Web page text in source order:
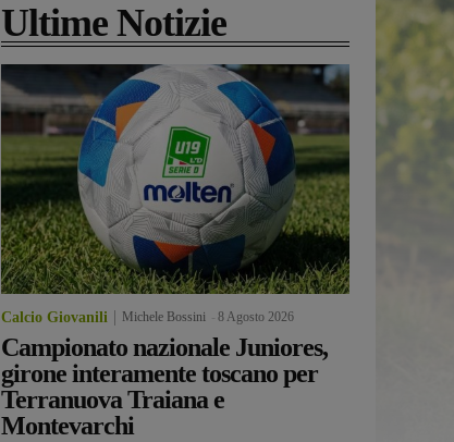
Ultime Notizie
Calcio Giovanili Michele Bossini 8 Agosto 2026
Campionato nazionale Juniores,
girone interamente toscano per
Terranuova Traiana e
Montevarchi